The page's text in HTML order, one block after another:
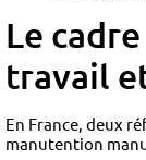
Le
travail
En France, deux
manutention